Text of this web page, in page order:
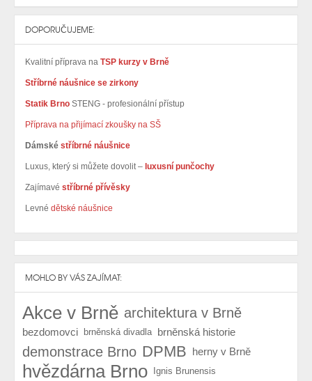
DOPORUČUJEME:
Kvalitní příprava na TSP kurzy v Brně
Stříbrné náušnice se zirkony
Statik Brno STENG - profesionální přístup
Příprava na přijímací zkoušky na SŠ
Dámské stříbrné náušnice
Luxus, který si můžete dovolit – luxusní punčochy
Zajímavé stříbrné přívěsky
Levné dětské náušnice
MOHLO BY VÁS ZAJÍMAT:
Akce v Brně architektura v Brně
bezdomovci brněnská divadla brněnská historie
demonstrace Brno DPMB herny v Brně
hvězdárna Brno Ignis Brunensis